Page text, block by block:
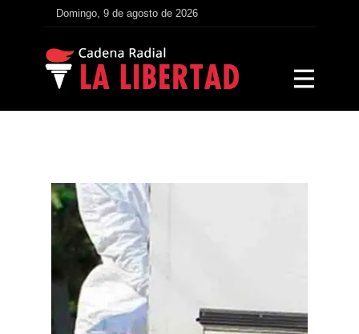
Domingo, 9 de agosto de 2026